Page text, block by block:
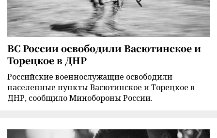
ВС России освободили Васютинское и
Торецкое в ДНР
Российские военнослужащие освободили
населенные пункты Васютинское и Торецкое в
ДНР, сообщило Минобороны России.